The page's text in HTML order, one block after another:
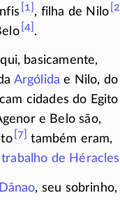
[1] , filha de Nilo [2]
[4] .
basicamente,
Argólida e Nilo, do
cidades do Egito
e Belo são,
[7]
também eram,
trabalho de Héracles
Dânao, seu sobrinho,